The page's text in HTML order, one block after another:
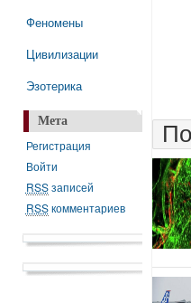
Феномены
Цивилизации
Эзотерика
Мета
Регистрация
Войти
RSSзаписей
RSSкомментариев